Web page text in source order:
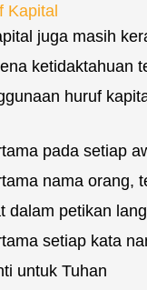
Kapital
juga masih
ketidaktahuan
huruf
pada setiap
nama orang,
dalam petikan
setiap kata
untuk Tuhan